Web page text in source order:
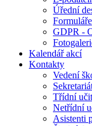
Úřední
Formuláře
GDPR -
Kalendář akcí
Kontakty
Vedení
Třídní
Netřídní
Asistenti